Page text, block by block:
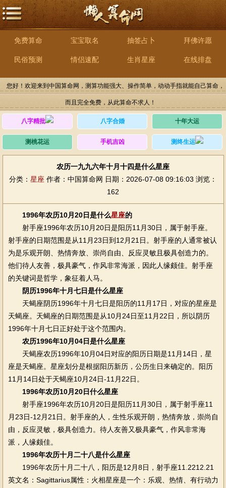
免费算命 宝宝取名 抽签占卜 拜佛许愿
民俗预测 情侣速配 生肖星座 在线排盘
您好！欢迎来到中国算命网，测算功能强大、操作简单，动动手指就能自己算命，
而且完全免费，从此算命不求人！
八字精批 八字合婚 十年大运
测桃花运 手机吉凶 测终生运
农历一九九六年十月十四是什么星座
分类： 星座 作者：中国算命网 日期：2026-07-08 09:16:03 浏览：
162
1996年农历10月20日是什么星座的
射手座1996年农历10月20日是阳历11月30日，属于射手座。
射手座的日期范围是从11月23日到12月21日。射手座的人通常被认
为是乐观开朗、热情奔放、崇尚自由、反应灵敏且极具创造力的。
他们待人友善，极具豪气，作风非常海派，因此人缘颇佳。射手座
的关键词是哲学，象征着人马。
阴历1996年十月七日是什么星座
天蝎座阴历1996年十月七日是阳历的11月17日，对应的星座是
天蝎座。天蝎座的日期范围是从10月24日至11月22日，所以阴历
1996年十月七日正好处于这个范围内。
农历1996年10月04日是什么星座
天蝎座农历1996年10月04日对应的阳历日期是11月14日，星
座是天蝎座。星座划分是根据阳历新历，公历生日来确定的。阳历
11月14日处于天蝎座10月24日-11月22日。
1996年农历10月20日什么星座
射手座1996年农历10月20日是阳历11月30日，属于射手座11
月23日-12月21日。射手座的人，生性乐观开朗，热情奔放，崇尚自
由，反应灵敏，极具创造力。待人友善又极具豪气，作风非常海
派，人缘颇佳。
1996年农历十月二十八是什么星座
1996年农历十月二十八，阳历是12月8日，射手座11.2212.21
英文名：Sagittarius属性：火相星座是一个：乐观、热情、有行动力